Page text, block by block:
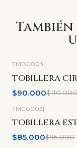
OFF
TMD0003|
TOBILLERA
$90.000$110.000
OFF
TMC0003|
TOBILLERA
$85.000$95.000